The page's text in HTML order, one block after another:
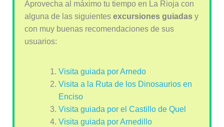
Aprovecha al máximo tu tiempo en La Rioja con
alguna de las siguientes excursiones guiadasy
con muy buenas recomendaciones de sus
usuarios:
Visita guiada por Arnedo
Visita a la Ruta de los Dinosaurios en
Enciso
Visita guiada por el Castillo de Quel
Visita guiada por Arnedillo